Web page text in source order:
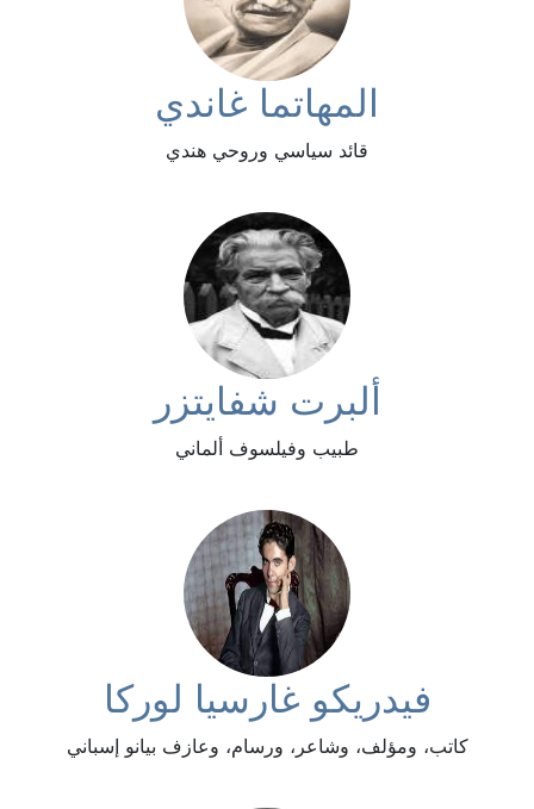
المهاتما غاندي
قائد سياسي وروحي هندي
ألبرت شفايتزر
طبيب وفيلسوف ألماني
فيدريكو غارسيا لوركا
كاتب، ومؤلف، وشاعر، ورسام، وعازف بيانو إسباني